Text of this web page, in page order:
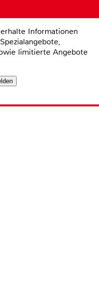
Informationen
limitierte Angebote